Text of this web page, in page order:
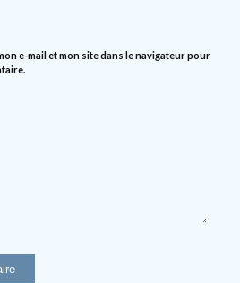
e-mail et mon site dans le navigateur pour